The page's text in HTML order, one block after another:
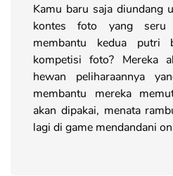
Kamu baru saja diundang
kontes foto yang seru
membantu kedua putri
kompetisi foto? Mereka
hewan peliharaannya
membantu mereka
akan dipakai, menata
lagi di game mendandani